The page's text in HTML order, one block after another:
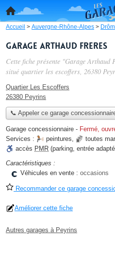
Accueil > Auvergne-Rhône-Alpes >
Garage Arthaud Freres
Cette fiche présente "Garage Arthaud
situé quartier les escoffers, 26380
Quartier Les Escoffers
26380 Peyrins
📞 Appeler ce garage
Garage concessionnaire - Fermé,
Services :
peintures, toutes
accès PMR (parking, entrée
Caractéristiques :
Véhicules en vente : occasions
Recommander ce garage
Améliorer cette fiche
Autres garages à Peyrins